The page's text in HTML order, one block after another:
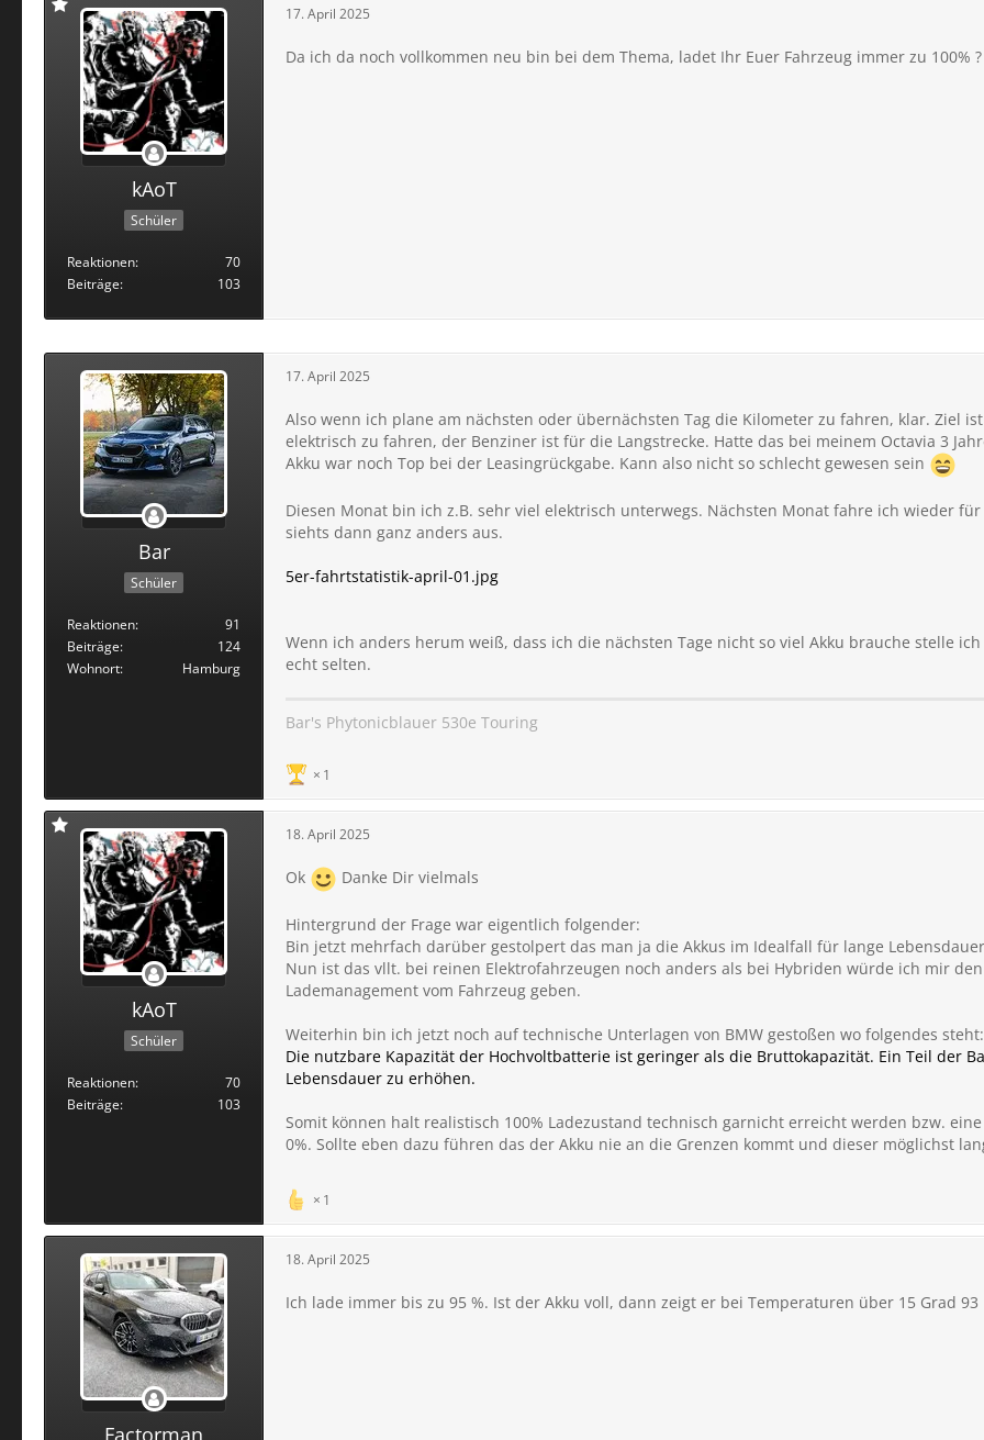
kAoT
Schüler
Reaktionen
70
Beiträge
103
17. April 2025
Da ich da noch vollkommen neu bin bei dem Thema, ladet Ihr Euer Fahrzeug immer zu 100%
Bar
Schüler
Reaktionen
91
Beiträge
124
Wohnort
Hamburg
17. April 2025
Also wenn ich plane am nächsten oder übernächsten Tag die Kilometer zu fahren, klar. Ziel
elektrisch zu fahren, der Benziner ist für die Langstrecke. Hatte das bei meinem Octavia 3
Akku war noch Top bei der Leasingrückgabe. Kann also nicht so schlecht gewesen sein
Diesen Monat bin ich z.B. sehr viel elektrisch unterwegs. Nächsten Monat fahre ich wieder
siehts dann ganz anders aus.
5er-fahrtstatistik-april-01.jpg
Wenn ich anders herum weiß, dass ich die nächsten Tage nicht so viel Akku brauche stelle
echt selten.
Bar's Phytonicblauer 530e Touring
1
kAoT
Schüler
Reaktionen
70
Beiträge
103
18. April 2025
Ok Danke Dir vielmals
Hintergrund der Frage war eigentlich folgender:
Bin jetzt mehrfach darüber gestolpert das man ja die Akkus im Idealfall für lange
Nun ist das vllt. bei reinen Elektrofahrzeugen noch anders als bei Hybriden würde ich mir
Lademanagement vom Fahrzeug geben.
Weiterhin bin ich jetzt noch auf technische Unterlagen von BMW gestoßen wo folgendes steht:
Die nutzbare Kapazität der Hochvoltbatterie ist geringer als die Bruttokapazität. Ein Teil der
Lebensdauer zu erhöhen.
Somit können halt realistisch 100% Ladezustand technisch garnicht erreicht werden bzw.
0%. Sollte eben dazu führen das der Akku nie an die Grenzen kommt und dieser möglichst
1
Factorman
18. April 2025
Ich lade immer bis zu 95 %. Ist der Akku voll, dann zeigt er bei Temperaturen über 15 Grad 93